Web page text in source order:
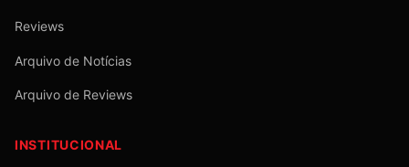
Reviews
Arquivo de Notícias
Arquivo de Reviews
INSTITUCIONAL